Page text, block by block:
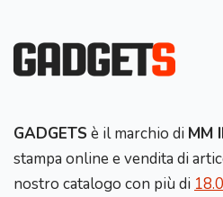
GADGETS è il marchio di MM
stampa online e vendita di
nostro catalogo con più di